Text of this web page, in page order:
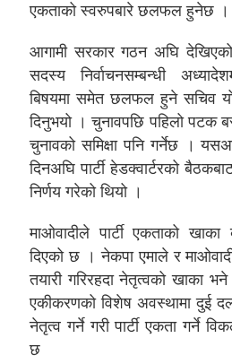
एकताको स्वरुपबारे छलफल हुनेछ ।
आगामी सरकार गठन अघि देखिएको
सदस्य निर्वाचनसम्बन्धी
बिषयमा समेत छलफल हुने सचिव
दिनुभयो । चुनावपछि पहिलो पटक
चुनावको समिक्षा पनि गर्नेछ ।
दिनअघि पार्टी हेडक्वार्टरको
निर्णय गरेको थियो ।
माओवादीले पार्टी एकताको खाका
दिएको छ । नेकपा एमाले र
तयारी गरिरहदा नेतृत्वको खाका
एकीकरणको विशेष अवस्थामा दुई
नेतृत्व गर्ने गरी पार्टी एकता गर्ने
छ